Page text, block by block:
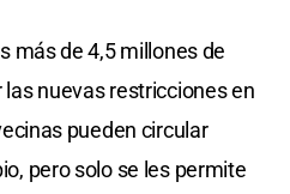
más de 4,5 millones de
nuevas restricciones en
pueden circular
pero solo se les permite